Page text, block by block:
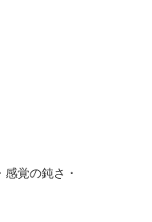
覚の鈍さ・